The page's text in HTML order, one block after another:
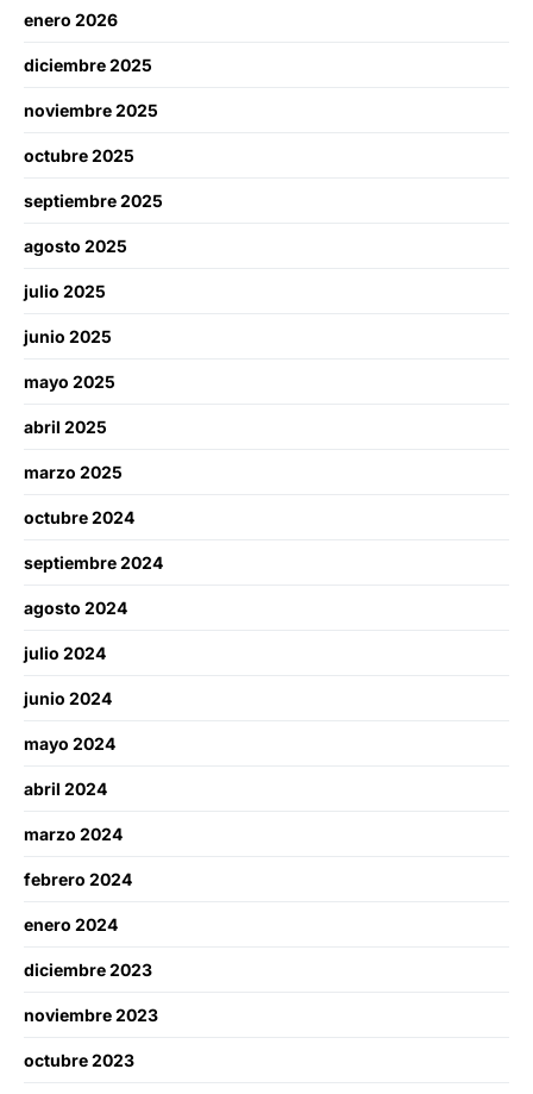
enero 2026
diciembre 2025
noviembre 2025
octubre 2025
septiembre 2025
agosto 2025
julio 2025
junio 2025
mayo 2025
abril 2025
marzo 2025
octubre 2024
septiembre 2024
agosto 2024
julio 2024
junio 2024
mayo 2024
abril 2024
marzo 2024
febrero 2024
enero 2024
diciembre 2023
noviembre 2023
octubre 2023